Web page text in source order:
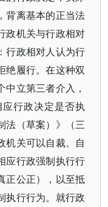
背离基本的正当法
政机关与行政相对
行政相对人认为行
绝履行。在这种双
立第三者介入，
行政决定是否执
法（草案）》（三
机关可以自裁、自
应行政强制执行行
正公正），以至抵
执行行为。就行政